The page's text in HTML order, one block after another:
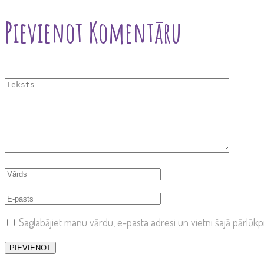
Pievienot Komentāru
Saglabājiet manu vārdu, e-pasta adresi un vietni šajā